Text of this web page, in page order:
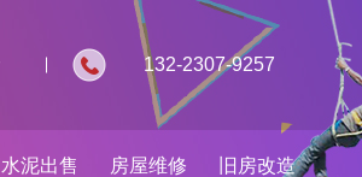
132-2307-9257
水泥出售 房屋维修 旧房改造